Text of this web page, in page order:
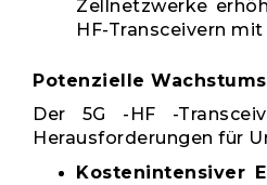
Zellnetzwerke
HF-Transceivern
Potenzielle
Der 5G -HF -
Herausforderungen für
Kostenintensiver